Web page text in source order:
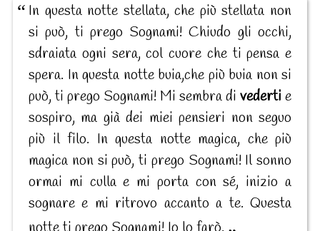
In questa notte stellata, che più stellata non
si può, ti prego Sognami! Chiudo gli occhi,
sdraiata ogni sera, col cuore che ti pensa e
spera. In questa notte buia,che più buia non si
può, ti prego Sognami! Mi sembra di vederti e
sospiro, ma già dei miei pensieri non seguo
più il filo. In questa notte magica, che più
magica non si può, ti prego Sognami! Il sonno
ormai mi culla e mi porta con sé, inizio a
sognare e mi ritrovo accanto a te. Questa